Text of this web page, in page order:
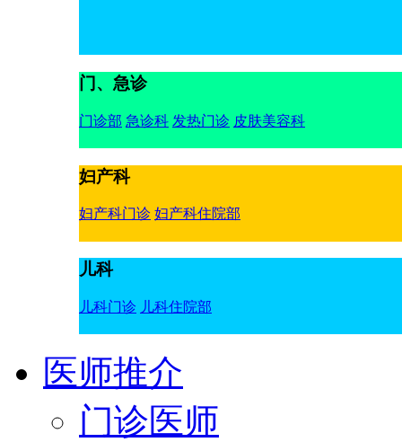
门、急诊
门诊部 急诊科 发热门诊 皮肤美容科
妇产科
妇产科门诊 妇产科住院部
儿科
儿科门诊 儿科住院部
医师推介
门诊医师